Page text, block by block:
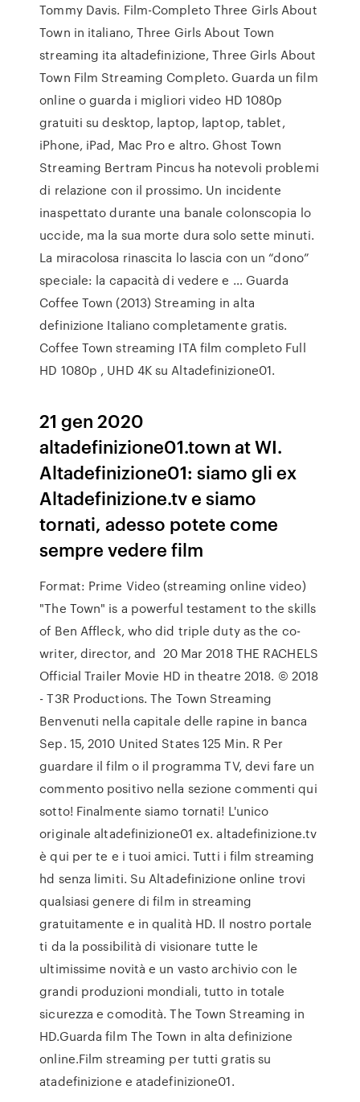
Tommy Davis. Film-Completo Three Girls About
Town in italiano, Three Girls About Town
streaming ita altadefinizione, Three Girls About
Town Film Streaming Completo. Guarda un film
online o guarda i migliori video HD 1080p
gratuiti su desktop, laptop, laptop, tablet,
iPhone, iPad, Mac Pro e altro. Ghost Town
Streaming Bertram Pincus ha notevoli problemi
di relazione con il prossimo. Un incidente
inaspettato durante una banale colonscopia lo
uccide, ma la sua morte dura solo sette minuti.
La miracolosa rinascita lo lascia con un “dono”
speciale: la capacità di vedere e … Guarda
Coffee Town (2013) Streaming in alta
definizione Italiano completamente gratis.
Coffee Town streaming ITA film completo Full
HD 1080p , UHD 4K su Altadefinizione01.
21 gen 2020
altadefinizione01.town at WI.
Altadefinizione01: siamo gli ex
Altadefinizione.tv e siamo
tornati, adesso potete come
sempre vedere film
Format: Prime Video (streaming online video)
"The Town" is a powerful testament to the skills
of Ben Affleck, who did triple duty as the co-
writer, director, and 20 Mar 2018 THE RACHELS
Official Trailer Movie HD in theatre 2018. © 2018
- T3R Productions. The Town Streaming
Benvenuti nella capitale delle rapine in banca
Sep. 15, 2010 United States 125 Min. R Per
guardare il film o il programma TV, devi fare un
commento positivo nella sezione commenti qui
sotto! Finalmente siamo tornati! L'unico
originale altadefinizione01 ex. altadefinizione.tv
è qui per te e i tuoi amici. Tutti i film streaming
hd senza limiti. Su Altadefinizione online trovi
qualsiasi genere di film in streaming
gratuitamente e in qualità HD. Il nostro portale
ti da la possibilità di visionare tutte le
ultimissime novità e un vasto archivio con le
grandi produzioni mondiali, tutto in totale
sicurezza e comodità. The Town Streaming in
HD.Guarda film The Town in alta definizione
online.Film streaming per tutti gratis su
atadefinizione e atadefinizione01.